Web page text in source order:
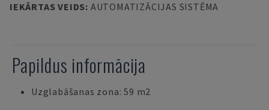
IEKĀRTAS VEIDS: AUTOMATIZĀCIJAS SISTĒMA
Papildus informācija
Uzglabāšanas zona: 59 m2